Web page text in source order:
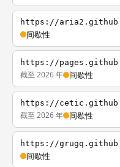
https://
间歇性
https://
截至 2026 年 间歇性
https://
截至 2026 年 间歇性
https://
间歇性